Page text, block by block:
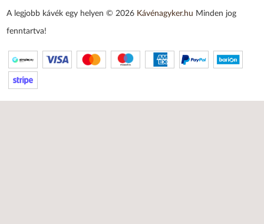
A legjobb kávék egy helyen © 2026 Kávénagyker.hu Minden jog
fenntartva!